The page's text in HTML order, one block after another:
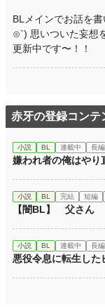
BLメインでお話を
⊙`) 思いついた妄想
更新中です〜！！
赤牙の登録コンテ
小説 BL 連載中 長編
嫌われ者の俺はやり
小説 BL 完結 短編
【闇BL】 父さん
小説 BL 連載中 長編
悪役令息に転生した